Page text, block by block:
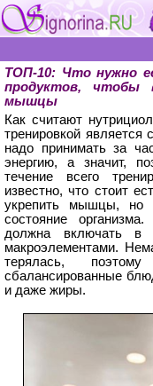
ТОП-10: Что нужно
продуктов, чтобы
мышцы
Как считают
тренировкой
надо принимать за
энергию, а значит,
течение всего
известно, что стоит
укрепить мышцы, но
состояние
должна включать в
макроэлементами.
терялась,
сбалансированные
и даже жиры.